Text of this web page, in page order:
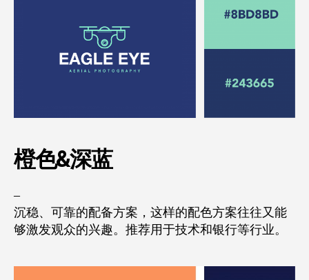
橙色&深蓝
–
沉稳、可靠的配备方案，这样的配色方案往往又能
够激发观众的兴趣。推荐用于技术和银行等行业。